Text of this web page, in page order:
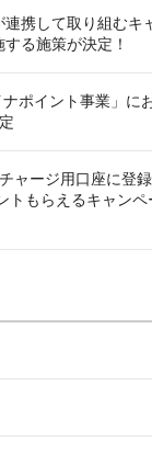
携して取り組むキ
る施策が決定！
ポイント事業」に
ャージ用口座に登
トもらえるキャンペ